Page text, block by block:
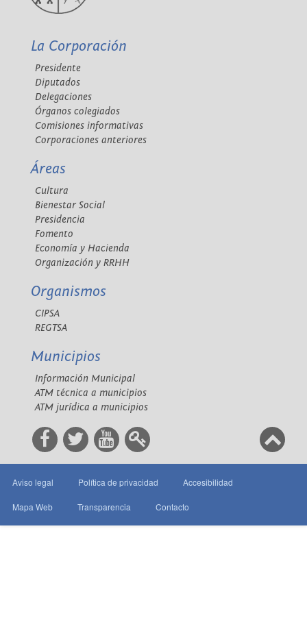
La Corporación
Presidente
Diputados
Delegaciones
Órganos colegiados
Comisiones informativas
Corporaciones anteriores
Áreas
Cultura
Bienestar Social
Presidencia
Fomento
Economía y Hacienda
Organización y RRHH
Organismos
CIPSA
REGTSA
Municipios
Información Municipal
ATM técnica a municipios
ATM jurídica a municipios
Aviso legal Política de privacidad Accesibilidad
Mapa Web Transparencia Contacto